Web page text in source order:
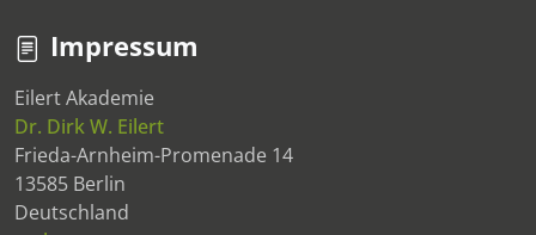
Impressum
Eilert Akademie
Dr. Dirk W. Eilert
Frieda-Arnheim-Promenade 14
13585 Berlin
Deutschland